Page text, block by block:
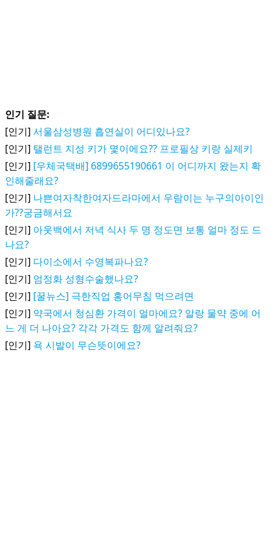
인기 질문:
[인기] 서울삼성병원 흡연실이 어디있나요?
[인기] 탤런트 지성 키가 몇이에요?? 프로필상 키랑 실제키
[인기] [우체국택배] 6899655190661 이 어디까지 왔는지 확
인해줄래요?
[인기] 나쁜여자착한여자드라마에서 우람이는 누구의아이인
가??궁금해서요
[인기] 아웃백에서 저녁 식사 두 명 정도면 보통 얼마 정도 드
나요?
[인기] 다이소에서 수영복파나요?
[인기] 엄정화 성형수술했나요?
[인기] [꿀뉴스] 극한직업 홍어무침 먹으려면
[인기] 약국에서 청심환 가격이 얼마에요? 알랑 물약 중에 어
느 게 더 나아요? 각각 가격도 함께 알려줘요?
[인기] 욕 시발이 무슨뜻이에요?